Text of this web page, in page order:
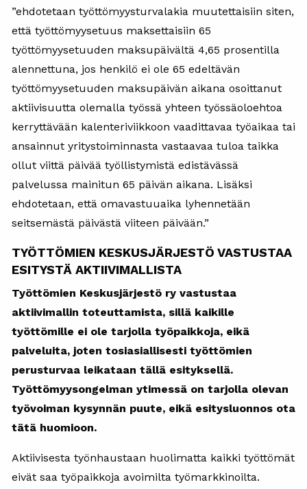
”ehdotetaan työttömyysturvalakia muutettaisiin siten,
että työttömyysetuus maksettaisiin 65
työttömyysetuuden maksupäivältä 4,65 prosentilla
alennettuna, jos henkilö ei ole 65 edeltävän
työttömyysetuuden maksupäivän aikana osoittanut
aktiivisuutta olemalla työssä yhteen työssäoloehtoa
kerryttävään kalenteriviikkoon vaadittavaa työaikaa tai
ansainnut yritystoiminnasta vastaavaa tuloa taikka
ollut viittä päivää työllistymistä edistävässä
palvelussa mainitun 65 päivän aikana. Lisäksi
ehdotetaan, että omavastuuaika lyhennetään
seitsemästä päivästä viiteen päivään.”
TYÖTTÖMIEN KESKUSJÄRJESTÖ VASTUSTAA
ESITYSTÄ AKTIIVIMALLISTA
Työttömien Keskusjärjestö ry vastustaa
aktiivimallin toteuttamista, sillä kaikille
työttömille ei ole tarjolla työpaikkoja, eikä
palveluita, joten tosiasiallisesti työttömien
perusturvaa leikataan tällä esityksellä.
Työttömyysongelman ytimessä on tarjolla olevan
työvoiman kysynnän puute, eikä esitysluonnos ota
tätä huomioon.
Aktiivisesta työnhaustaan huolimatta kaikki työttömät
eivät saa työpaikkoja avoimilta työmarkkinoilta.